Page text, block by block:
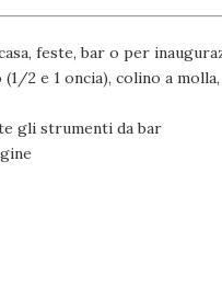
feste, bar o per
2 e 1 oncia), colino a
gli strumenti da bar